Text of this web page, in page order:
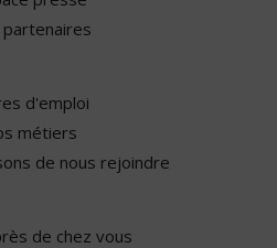
partenaires
d'emploi
métiers
de nous rejoindre
de chez vous